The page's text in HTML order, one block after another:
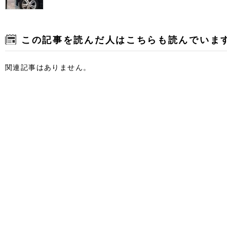
この記事を読んだ人はこちらも読んでいま
関連記事はありません。